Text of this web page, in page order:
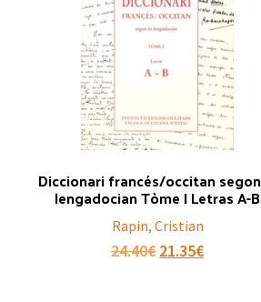
Diccionari francés/occitan
lengadocian Tòme I Letras A-B
Rapin, Cristian
24.40€ Original
21.35€Current